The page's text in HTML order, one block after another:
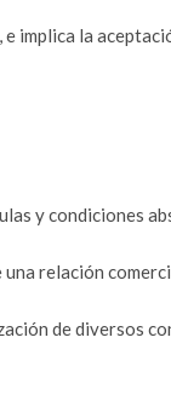
implica la
y condiciones
una relación
de diversos